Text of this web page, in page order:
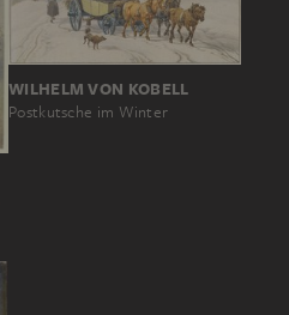
WILHELM VON KOBELL
Postkutsche im Winter